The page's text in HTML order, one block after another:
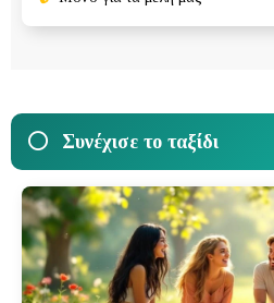
Συνέχισε το ταξίδι